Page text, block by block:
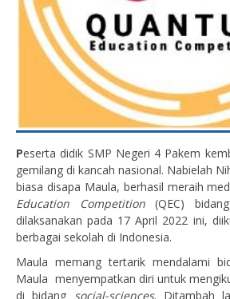
Peserta didik SMP Negeri 4 Pakem
gemilang di kancah nasional. Nabielah
biasa disapa Maula, berhasil meraih
Education Competition(QEC)
dilaksanakan pada 17 April 2022 ini,
berbagai sekolah di Indonesia.
Maula memang tertarik mendalami
Maula menyempatkan diri untuk
di bidang social-sciences. Ditambah